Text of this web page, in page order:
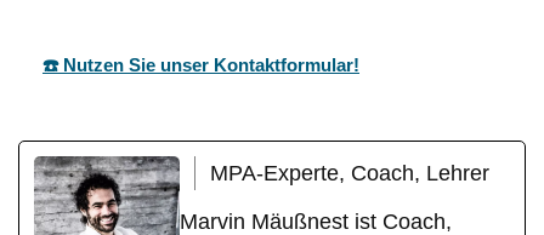
☎️ Nutzen Sie unser Kontaktformular!
MPA-Experte, Coach, Lehrer
Marvin Mäußnest ist Coach,